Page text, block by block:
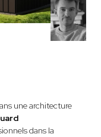
une architecture
dans la